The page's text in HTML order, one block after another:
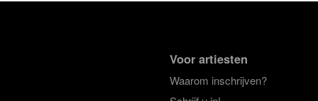
Voor artiesten
Waarom inschrijven?